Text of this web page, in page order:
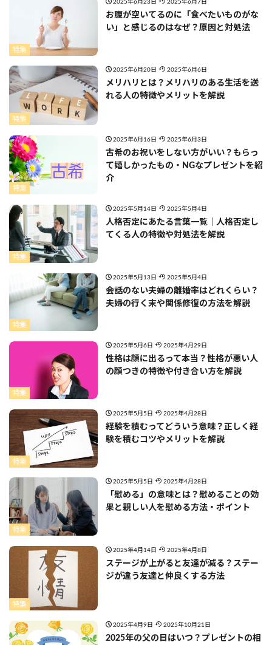
特集
2025年6月23日 2025年6月7日
お腹が空いてるのに「食べたいものがな
い」と感じるのはなぜ？原因と対処法
特集
2025年6月20日 2025年6月6日
メリハリとは？メリハリのある生活を送
れる人の特徴やメリットを解説
特集
2025年6月16日 2025年6月3日
古希のお祝いをしない方がいい？もらっ
て嬉しかったもの・NGなプレゼントを紹
介
特集
2025年5月14日 2025年5月4日
人格否定にあたる言葉一覧｜人格否定し
てくる人の特徴や対処法を解説
特集
2025年5月13日 2025年5月4日
会話のない夫婦の離婚率はどれくらい？
夫婦の行く末や関係修復の方法を解説
特集
2025年5月6日 2025年4月29日
性格は顔に出るって本当？性格が悪い人
の顔つきの特徴や付き合い方を解説
特集
2025年5月5日 2025年4月28日
経験を積むってどういう意味？正しく経
験を積むコツやメリットを解説
特集
2025年5月5日 2025年4月28日
「慰める」の意味とは？慰めることの効
果と親しい人を慰める方法・ポイント
特集
2025年4月14日 2025年4月8日
ステージが上がると友達が減る？ステー
ジが違う友達と仲良くする方法
2025年4月9日 2025年10月21日
2025年の父の日はいつ？プレゼントの相